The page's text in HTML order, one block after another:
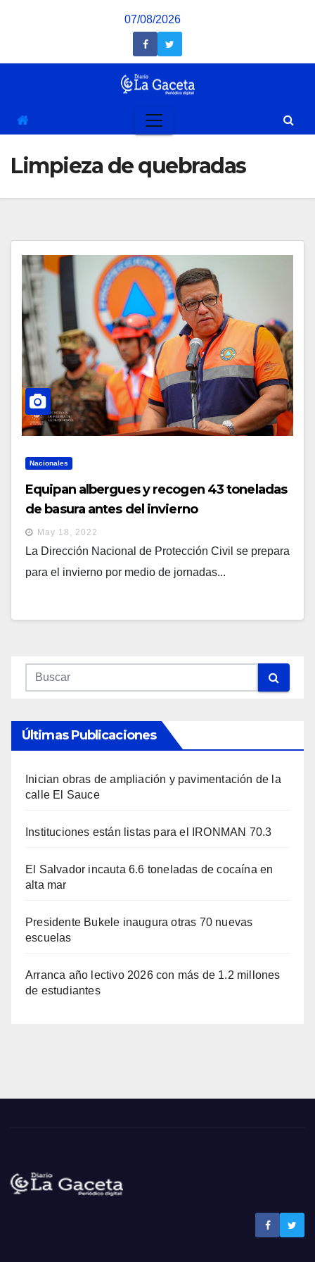
07/08/2026
Limpieza de quebradas
Nacionales
Equipan albergues y recogen 43 toneladas
de basura antes del invierno
May 18, 2022
La Dirección Nacional de Protección Civil se prepara
para el invierno por medio de jornadas...
Últimas Publicaciones
Inician obras de ampliación y pavimentación de la
calle El Sauce
Instituciones están listas para el IRONMAN 70.3
El Salvador incauta 6.6 toneladas de cocaína en
alta mar
Presidente Bukele inaugura otras 70 nuevas
escuelas
Arranca año lectivo 2026 con más de 1.2 millones
de estudiantes